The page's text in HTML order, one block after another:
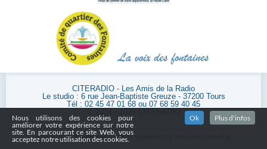
CITERADIO - Les Amis de la Radio
Le studio : 6 rue Jean-Baptiste Greuze - 37200 Tours
Tél : 02 45 47 01 68 ou 07 68 59 40 45
Powered byWordPress| Theme supported by
Nous utilisons des cookies pour
améliorer votre expérience sur notre
site. En parcourant ce site Web, vous
acceptez notre utilisation des cookies.
Ok Plus d'infos